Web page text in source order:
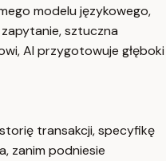
modelu językowego,
zapytanie, sztuczna
AI przygotowuje głęboki
transakcji, specyfikę
zanim podniesie